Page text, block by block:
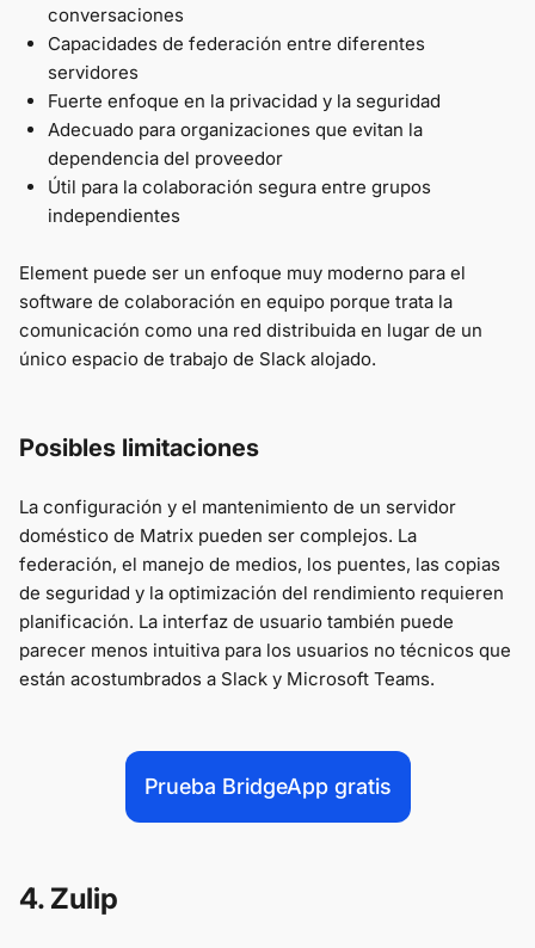
conversaciones
Capacidades de federación entre diferentes
servidores
Fuerte enfoque en la privacidad y la seguridad
Adecuado para organizaciones que evitan la
dependencia del proveedor
Útil para la colaboración segura entre grupos
independientes
Element puede ser un enfoque muy moderno para el
software de colaboración en equipo porque trata la
comunicación como una red distribuida en lugar de un
único espacio de trabajo de Slack alojado.
Posibles limitaciones
La configuración y el mantenimiento de un servidor
doméstico de Matrix pueden ser complejos. La
federación, el manejo de medios, los puentes, las copias
de seguridad y la optimización del rendimiento requieren
planificación. La interfaz de usuario también puede
parecer menos intuitiva para los usuarios no técnicos que
están acostumbrados a Slack y Microsoft Teams.
Prueba BridgeApp gratis
4. Zulip